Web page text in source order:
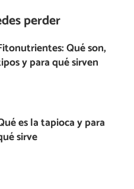
perder
Qué son,
y para qué sirven
es la tapioca y para
sirve